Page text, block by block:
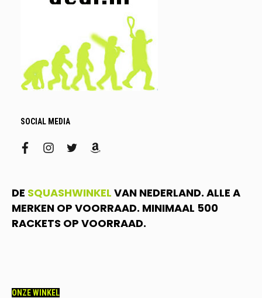
SOCIAL MEDIA
facebookinstagram
twitteramazon
DE SQUASHWINKEL VAN NEDERLAND. ALLE A
MERKEN OP VOORRAAD. MINIMAAL 500
RACKETS OP VOORRAAD.
ONZE WINKEL